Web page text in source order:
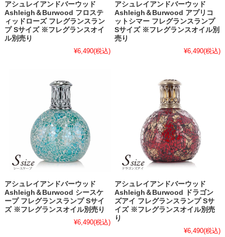
アシュレイアンドバーウッド
Ashleigh＆Burwood フロステ
ィッドローズ フレグランスラン
プ Sサイズ ※フレグランスオイ
ル別売り
¥6,490(税込)
アシュレイアンドバーウッド
Ashleigh＆Burwood アプリコ
ットシマー フレグランスランプ
Sサイズ ※フレグランスオイル別
売り
¥6,490(税込)
アシュレイアンドバーウッド
Ashleigh＆Burwood シースケ
ープ フレグランスランプ Sサイ
ズ ※フレグランスオイル別売り
¥6,490(税込)
アシュレイアンドバーウッド
Ashleigh＆Burwood ドラゴン
ズアイ フレグランスランプ Sサ
イズ ※フレグランスオイル別売
り
¥6,490(税込)